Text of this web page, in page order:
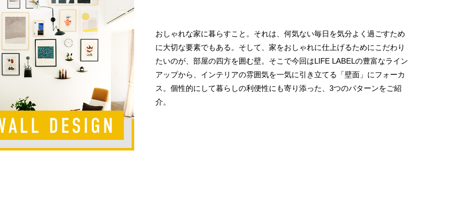
おしゃれな家に暮らすこと。それは、何気ない毎日を気分よく過ごすため
に大切な要素でもある。そして、家をおしゃれに仕上げるためにこだわり
たいのが、部屋の四方を囲む壁。そこで今回はLIFE LABELの豊富なライン
アップから、インテリアの雰囲気を一気に引き立てる「壁面」にフォーカ
ス。個性的にして暮らしの利便性にも寄り添った、3つのパターンをご紹
介。